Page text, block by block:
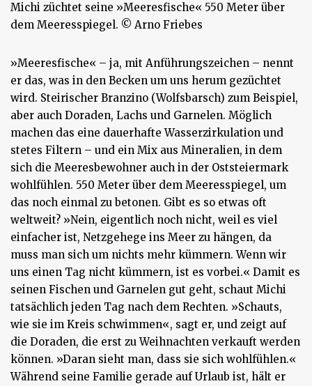
Michi züchtet seine »Meeresfische« 550 Meter über
dem Meeresspiegel. © Arno Friebes
»Meeresfische« – ja, mit Anführungszeichen – nennt
er das, was in den Becken um uns herum gezüchtet
wird. Steirischer Branzino (Wolfsbarsch) zum Beispiel,
aber auch Doraden, Lachs und Garnelen. Möglich
machen das eine dauerhafte Wasserzirkulation und
stetes Filtern – und ein Mix aus Mineralien, in dem
sich die Meeresbewohner auch in der Oststeiermark
wohlfühlen. 550 Meter über dem Meeresspiegel, um
das noch einmal zu betonen. Gibt es so etwas oft
weltweit? »Nein, eigentlich noch nicht, weil es viel
einfacher ist, Netzgehege ins Meer zu hängen, da
muss man sich um nichts mehr kümmern. Wenn wir
uns einen Tag nicht kümmern, ist es vorbei.« Damit es
seinen Fischen und Garnelen gut geht, schaut Michi
tatsächlich jeden Tag nach dem Rechten. »Schauts,
wie sie im Kreis schwimmen«, sagt er, und zeigt auf
die Doraden, die erst zu Weihnachten verkauft werden
können. »Daran sieht man, dass sie sich wohlfühlen.«
Während seine Familie gerade auf Urlaub ist, hält er